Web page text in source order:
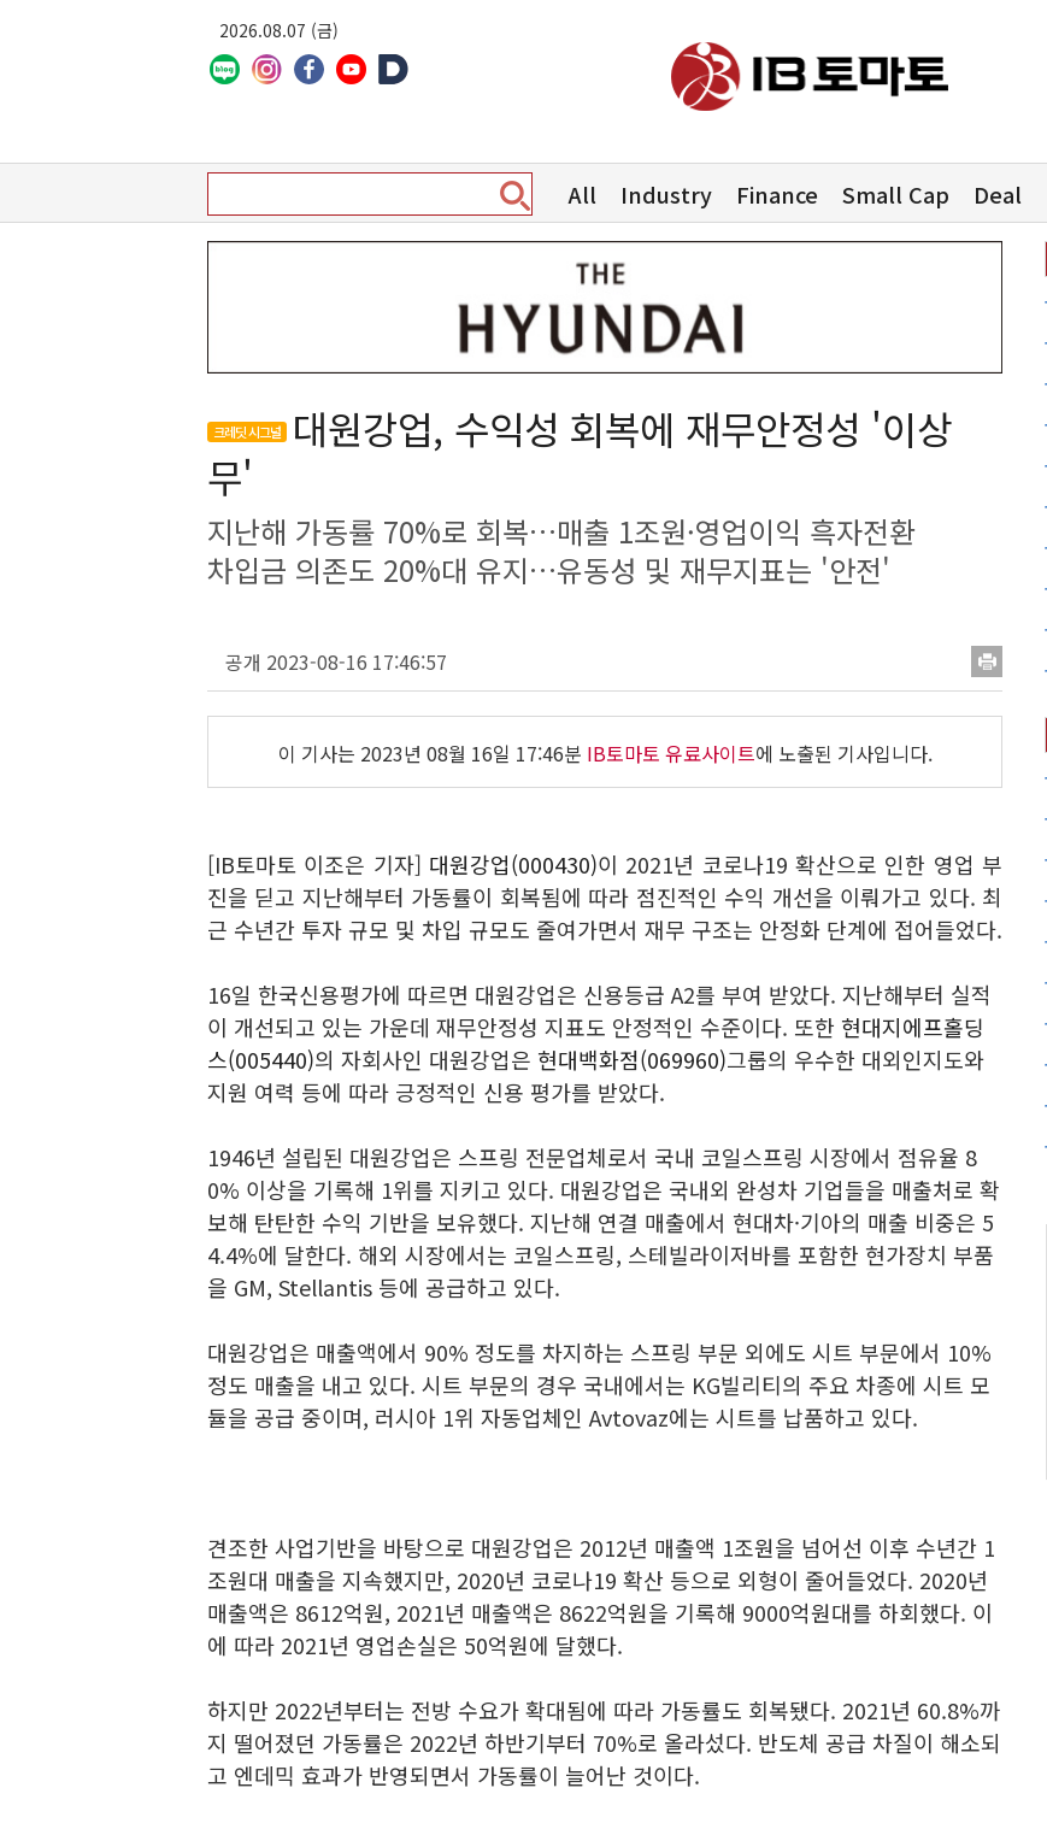
2026.08.07 (금)
All Industry Finance Small Cap Deal
크레딧 시그널
대원강업, 수익성 회복에 재무안정성 '이상
무'
지난해 가동률 70%로 회복…매출 1조원·영업이익 흑자전환
차입금 의존도 20%대 유지…유동성 및 재무지표는 '안전'
공개 2023-08-16 17:46:57
이 기사는 2023년 08월 16일 17:46분 IB토마토 유료사이트에 노출된 기사입니다.
[IB토마토 이조은 기자] 대원강업(000430)이 2021년 코로나19 확산으로 인한 영업 부
진을 딛고 지난해부터 가동률이 회복됨에 따라 점진적인 수익 개선을 이뤄가고 있다. 최
근 수년간 투자 규모 및 차입 규모도 줄여가면서 재무 구조는 안정화 단계에 접어들었다.
16일 한국신용평가에 따르면 대원강업은 신용등급 A2를 부여 받았다. 지난해부터 실적
이 개선되고 있는 가운데 재무안정성 지표도 안정적인 수준이다. 또한 현대지에프홀딩
스(005440)의 자회사인 대원강업은 현대백화점(069960)그룹의 우수한 대외인지도와
지원 여력 등에 따라 긍정적인 신용 평가를 받았다.
1946년 설립된 대원강업은 스프링 전문업체로서 국내 코일스프링 시장에서 점유율 8
0% 이상을 기록해 1위를 지키고 있다. 대원강업은 국내외 완성차 기업들을 매출처로 확
보해 탄탄한 수익 기반을 보유했다. 지난해 연결 매출에서 현대차·기아의 매출 비중은 5
4.4%에 달한다. 해외 시장에서는 코일스프링, 스테빌라이저바를 포함한 현가장치 부품
을 GM, Stellantis 등에 공급하고 있다.
대원강업은 매출액에서 90% 정도를 차지하는 스프링 부문 외에도 시트 부문에서 10%
정도 매출을 내고 있다. 시트 부문의 경우 국내에서는 KG빌리티의 주요 차종에 시트 모
듈을 공급 중이며, 러시아 1위 자동업체인 Avtovaz에는 시트를 납품하고 있다.
견조한 사업기반을 바탕으로 대원강업은 2012년 매출액 1조원을 넘어선 이후 수년간 1
조원대 매출을 지속했지만, 2020년 코로나19 확산 등으로 외형이 줄어들었다. 2020년
매출액은 8612억원, 2021년 매출액은 8622억원을 기록해 9000억원대를 하회했다. 이
에 따라 2021년 영업손실은 50억원에 달했다.
하지만 2022년부터는 전방 수요가 확대됨에 따라 가동률도 회복됐다. 2021년 60.8%까
지 떨어졌던 가동률은 2022년 하반기부터 70%로 올라섰다. 반도체 공급 차질이 해소되
고 엔데믹 효과가 반영되면서 가동률이 늘어난 것이다.